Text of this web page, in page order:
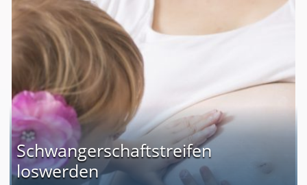
Schwangerschaftstreifen
loswerden